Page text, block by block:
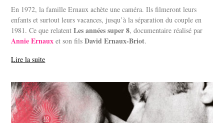
En 1972, la famille Ernaux achète une caméra. Ils filmeront leurs
enfants et surtout leurs vacances, jusqu’à la séparation du couple en
1981. Ce que relatentLes années super 8, documentaire réalisé par
Annie Ernaux et son filsDavid Ernaux-Briot.
Lire la suite